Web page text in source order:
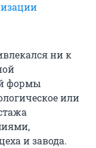
ни к
формы
или
и завода.